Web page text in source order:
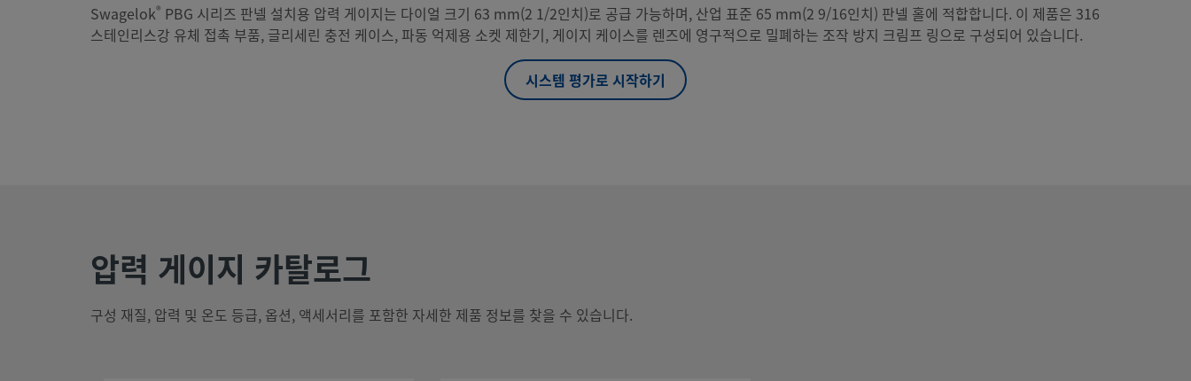
Swagelok® PBG 시리즈 판넬 설치용 압력 게이지는 다이얼 크기 63 mm(2 1/2인치)로 공급 가능하며, 산업 표준 65 mm(2 9/16인치) 판넬 홀에 적합합니다. 이 제품은 316
스테인리스강 유체 접촉 부품, 글리세린 충전 케이스, 파동 억제용 소켓 제한기, 게이지 케이스를 렌즈에 영구적으로 밀폐하는 조작 방지 크림프 링으로 구성되어 있습니다.
시스템 평가로 시작하기
압력 게이지 카탈로그
구성 재질, 압력 및 온도 등급, 옵션, 액세서리를 포함한 자세한 제품 정보를 찾을 수 있습니다.